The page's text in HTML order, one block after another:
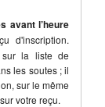
avant l’heure
d'inscription.
la liste de
les soutes ; il
sur le même
votre reçu.